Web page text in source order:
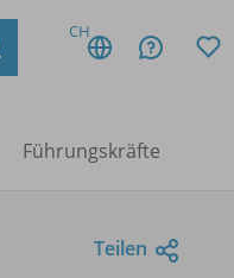
CH
Führungskräfte
Teilen